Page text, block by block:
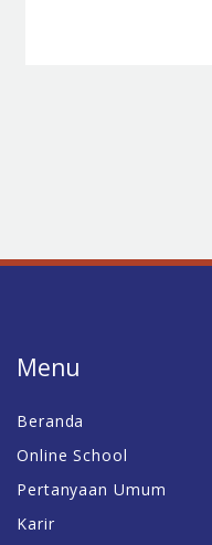
Menu
Beranda
Online School
Pertanyaan Umum
Karir